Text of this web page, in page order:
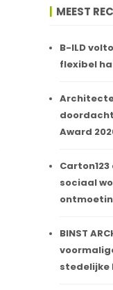
MEEST
B-ILD
flexibel
Award
sociaal
BINST
stedelijke